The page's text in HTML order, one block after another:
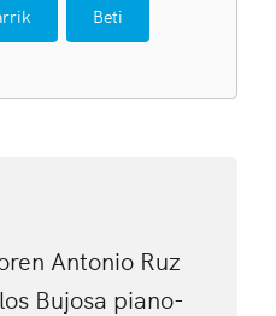
Beti
Antonio Ruz
Bujosa piano-